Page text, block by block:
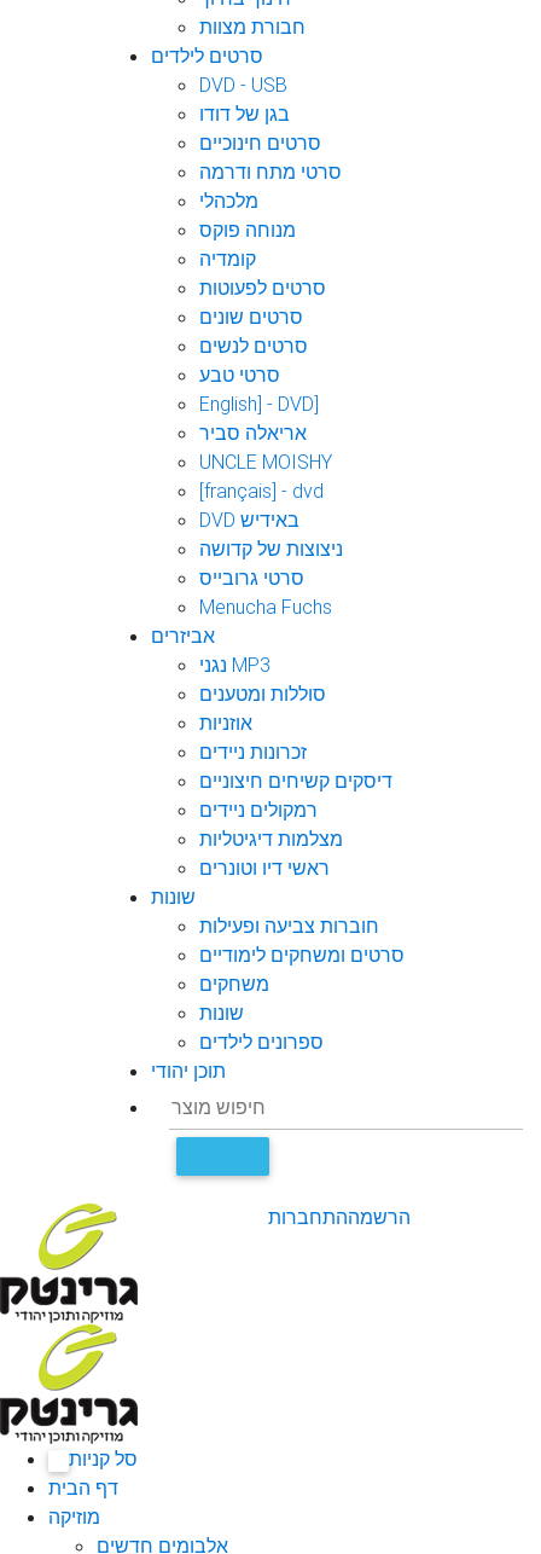
חבורת מצוות
סרטים לילדים
DVD - USB
בגן של דודו
סרטים חינוכיים
סרטי מתח ודרמה
מלכהלי
מנוחה פוקס
קומדיה
סרטים לפעוטות
סרטים שונים
סרטים לנשים
סרטי טבע
English] - DVD]
אריאלה סביר
UNCLE MOISHY
[français] - dvd
DVD באידיש
ניצוצות של קדושה
סרטי גרובייס
Menucha Fuchs
אביזרים
נגני MP3
סוללות ומטענים
אוזניות
זכרונות ניידים
דיסקים קשיחים חיצוניים
רמקולים ניידים
מצלמות דיגיטליות
ראשי דיו וטונרים
שונות
חוברות צביעה ופעילות
סרטים ומשחקים לימודיים
משחקים
שונות
ספרונים לילדים
תוכן יהודי
התחברותהרשמה
סל קניות
דף הבית
מוזיקה
אלבומים חדשים